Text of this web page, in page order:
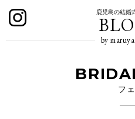
鹿児島の結婚
by
フ